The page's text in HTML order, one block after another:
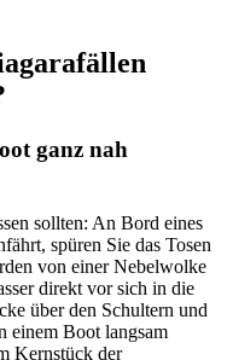
ganz nah
sollten: An Bord eines
spüren Sie das Tosen
von einer Nebelwolke
direkt vor sich in die
über den Schultern und
einem Boot langsam
Kernstück der